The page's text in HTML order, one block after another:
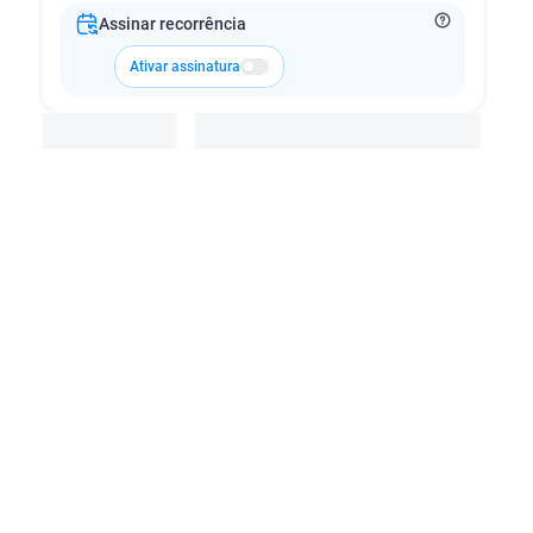
Assinar recorrência
Ativar assinatura